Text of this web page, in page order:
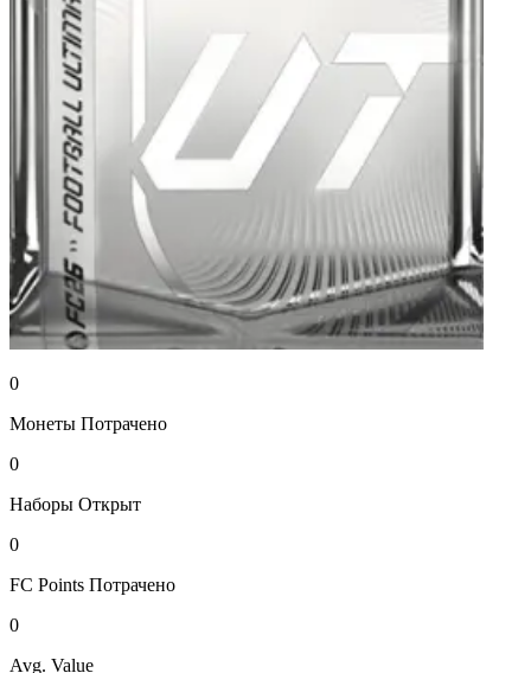
0
Монеты Потрачено
0
Наборы Открыт
0
FC Points Потрачено
0
Avg. Value